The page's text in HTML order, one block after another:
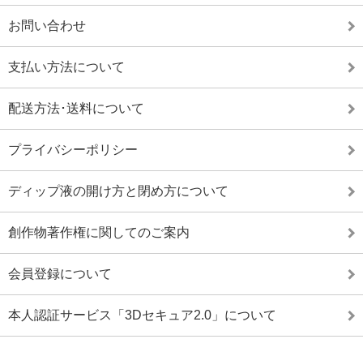
お問い合わせ
支払い方法について
配送方法･送料について
プライバシーポリシー
ディップ液の開け方と閉め方について
創作物著作権に関してのご案内
会員登録について
本人認証サービス「3Dセキュア2.0」について